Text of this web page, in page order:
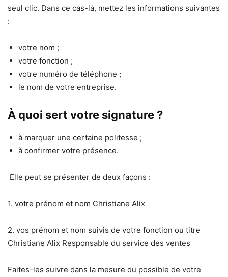
seul clic. Dans ce cas-là, mettez les informations suivantes
:
votre nom ;
votre fonction ;
votre numéro de téléphone ;
le nom de votre entreprise.
À quoi sert votre signature ?
à marquer une certaine politesse ;
à confirmer votre présence.
Elle peut se présenter de deux façons :
1. votre prénom et nom Christiane Alix
2. vos prénom et nom suivis de votre fonction ou titre
Christiane Alix Responsable du service des ventes
Faites-les suivre dans la mesure du possible de votre